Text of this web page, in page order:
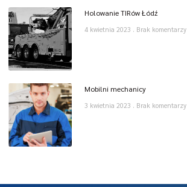
Holowanie TIRów Łódź
4 kwietnia 2023 Brak komentarzy
Mobilni mechanicy
3 kwietnia 2023 Brak komentarzy